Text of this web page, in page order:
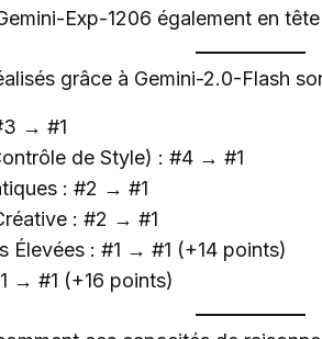
Exp-1206 également en
grâce à Gemini-2.0-Flash
→ #1
de Style) : #4 → #1
: #2 → #1
: #2 → #1
Élevées : #1 → #1 (+14 points)
→ #1 (+16 points)